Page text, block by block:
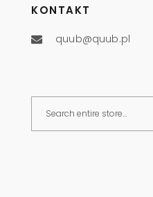
KONTAKT
quub@quub.pl